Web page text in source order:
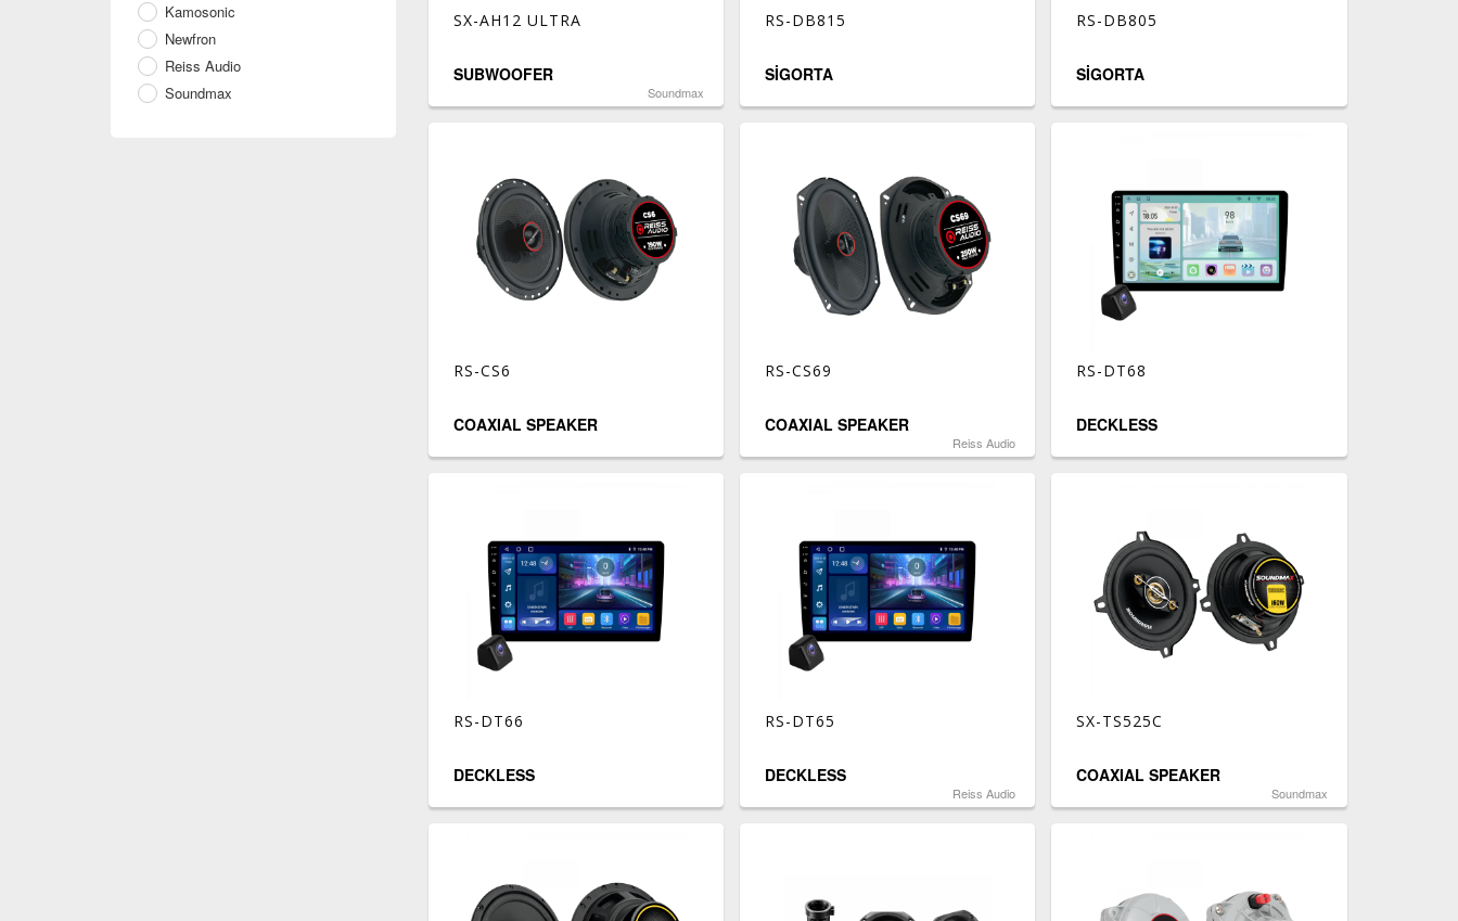
Kamosonic
Newfron
Reiss Audio
Soundmax
SX-AH12 ULTRA
SUBWOOFER
Soundmax
RS-DB815
SİGORTA
RS-DB805
SİGORTA
RS-CS6
COAXIAL SPEAKER
RS-CS69
COAXIAL SPEAKER
Reiss Audio
RS-DT68
DECKLESS
RS-DT66
DECKLESS
RS-DT65
DECKLESS
Reiss Audio
SX-TS525C
COAXIAL SPEAKER
Soundmax